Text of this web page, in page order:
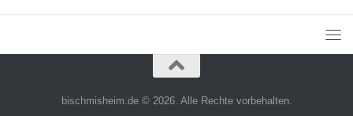
bischmisheim.de © 2026. Alle Rechte vorbehalten.